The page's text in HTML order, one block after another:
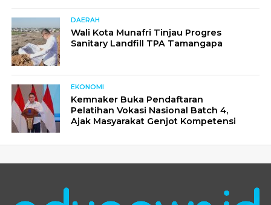
DAERAH
Wali Kota Munafri Tinjau Progres
Sanitary Landfill TPA Tamangapa
EKONOMI
Kemnaker Buka Pendaftaran
Pelatihan Vokasi Nasional Batch 4,
Ajak Masyarakat Genjot Kompetensi